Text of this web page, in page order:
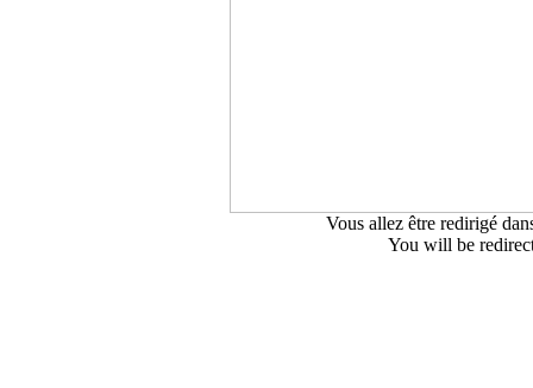
Vous allez être redirigé
You will be